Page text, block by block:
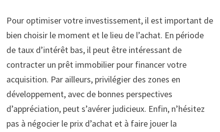
Pour optimiser votre investissement, il est important de
bien choisir le moment et le lieu de l’achat. En période
de taux d’intérêt bas, il peut être intéressant de
contracter un prêt immobilier pour financer votre
acquisition. Par ailleurs, privilégier des zones en
développement, avec de bonnes perspectives
d’appréciation, peut s’avérer judicieux. Enfin, n’hésitez
pas à négocier le prix d’achat et à faire jouer la